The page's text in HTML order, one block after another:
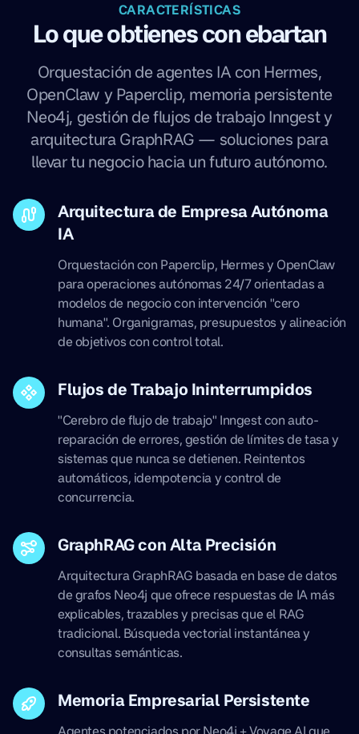
CARACTERÍSTICAS
Lo que obtienes con ebartan
Orquestación de agentes IA con Hermes,
OpenClaw y Paperclip, memoria persistente
Neo4j, gestión de flujos de trabajo Inngest y
arquitectura GraphRAG — soluciones para
llevar tu negocio hacia un futuro autónomo.
Arquitectura de Empresa Autónoma
IA
Orquestación con Paperclip, Hermes y OpenClaw
para operaciones autónomas 24/7 orientadas a
modelos de negocio con intervención "cero
humana". Organigramas, presupuestos y alineación
de objetivos con control total.
Flujos de Trabajo Ininterrumpidos
"Cerebro de flujo de trabajo" Inngest con auto-
reparación de errores, gestión de límites de tasa y
sistemas que nunca se detienen. Reintentos
automáticos, idempotencia y control de
concurrencia.
GraphRAG con Alta Precisión
Arquitectura GraphRAG basada en base de datos
de grafos Neo4j que ofrece respuestas de IA más
explicables, trazables y precisas que el RAG
tradicional. Búsqueda vectorial instantánea y
consultas semánticas.
Memoria Empresarial Persistente
Agentes potenciados por Neo4j + Voyage AI que